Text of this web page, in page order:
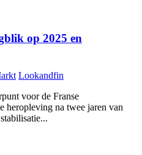
op 2025 en
Lookandfin
voor de Franse
heropleving na twee jaren van